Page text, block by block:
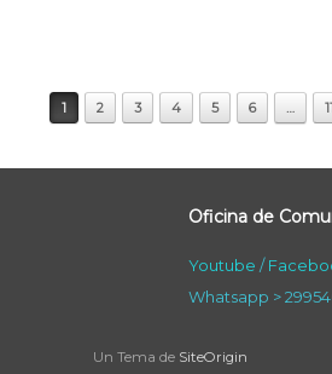
1 2 3 4 5 6 …
Oficina de
Youtube /
Whatsapp >
Un Tema de SiteOrigin